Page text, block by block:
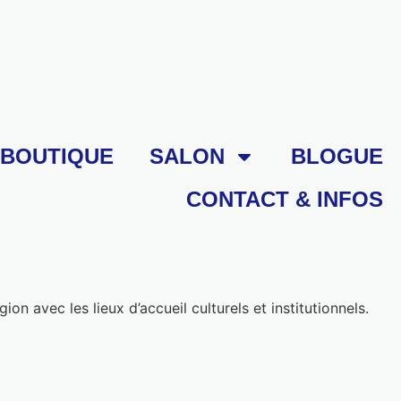
BOUTIQUE SALON
BLOGUE
CONTACT & INFOS
avec les lieux d’accueil culturels et institutionnels.